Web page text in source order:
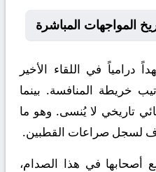
المواجهات المباشرة
درامياً في اللقاء الأخير
خريطة المنافسة. بينما
تاريخي لا يُنسى. وهو ما
لسجل صراعات القطبين.
أصحابها في هذا الصدام،